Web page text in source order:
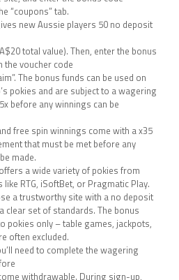
“coupons” tab.
new Aussie players 50 no deposit
total value). Then, enter the bonus
the voucher code
The bonus funds can be used on
pokies and are subject to a wagering
before any winnings can be
free spin winnings come with a x35
that must be met before any
made.
a wide variety of pokies from
RTG, iSoftBet, or Pragmatic Play.
a trustworthy site with a no deposit
clear set of standards. The bonus
pokies only – table games, jackpots,
often excluded.
need to complete the wagering
withdrawable. During sign-up,